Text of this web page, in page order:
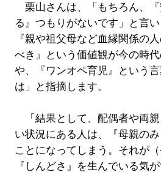
栗山さんは、「もちろん、
る』つもりがないです」と言
『親や祖父母など血縁関係の
べき』という価値観が今の時
や、『ワンオペ育児』という
は」と指摘します。
「結果として、配偶者や両
い状況にある人は、『母親の
ことになってしまう。それが（
『しんどさ』を生んでいる気